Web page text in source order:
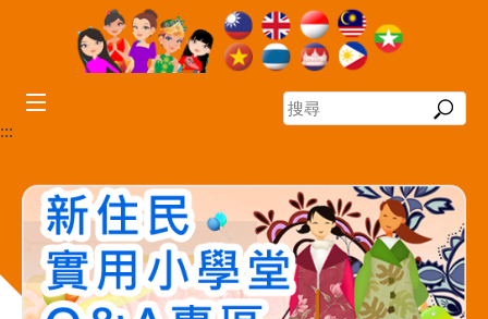
跳到主要內容區塊
搜
尋
:::